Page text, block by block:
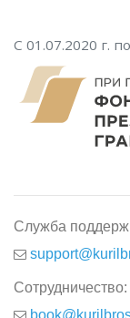
С 01.07.2020 г.
Служба
Сотрудничество: